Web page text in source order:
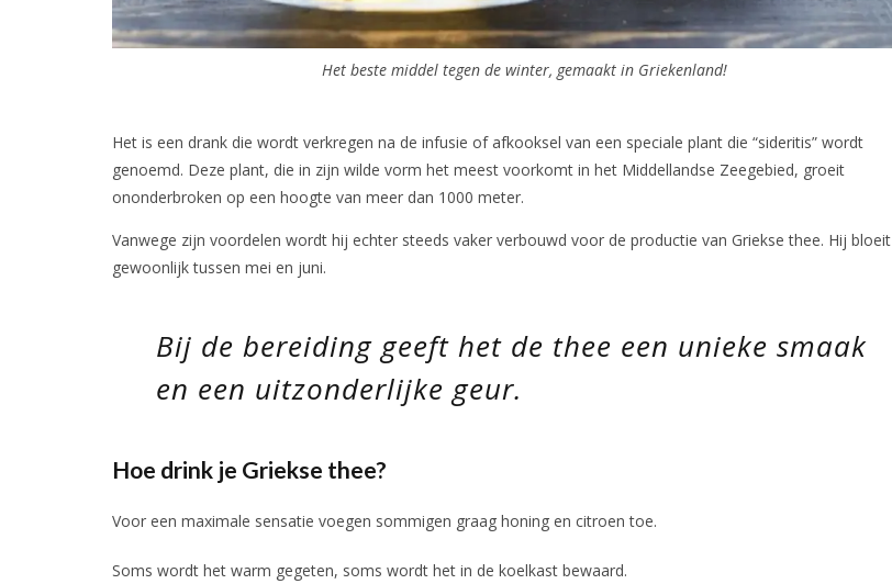
Het beste middel tegen de winter, gemaakt in Griekenland!
Het is een drank die wordt verkregen na de infusie of afkooksel van een speciale plant die “sideritis” wordt
genoemd. Deze plant, die in zijn wilde vorm het meest voorkomt in het Middellandse Zeegebied, groeit
ononderbroken op een hoogte van meer dan 1000 meter.
Vanwege zijn voordelen wordt hij echter steeds vaker verbouwd voor de productie van Griekse thee. Hij bloeit
gewoonlijk tussen mei en juni.
Bij de bereiding geeft het de thee een unieke smaak
en een uitzonderlijke geur.
Hoe drink je Griekse thee?
Voor een maximale sensatie voegen sommigen graag honing en citroen toe.
Soms wordt het warm gegeten, soms wordt het in de koelkast bewaard.